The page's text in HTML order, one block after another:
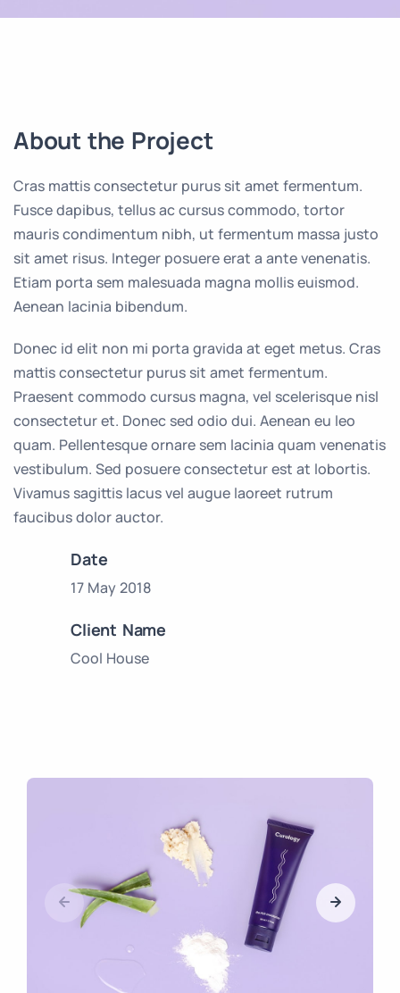
About the Project
Cras mattis consectetur purus sit amet fermentum.
Fusce dapibus, tellus ac cursus commodo, tortor
mauris condimentum nibh, ut fermentum massa justo
sit amet risus. Integer posuere erat a ante venenatis.
Etiam porta sem malesuada magna mollis euismod.
Aenean lacinia bibendum.
Donec id elit non mi porta gravida at eget metus. Cras
mattis consectetur purus sit amet fermentum.
Praesent commodo cursus magna, vel scelerisque nisl
consectetur et. Donec sed odio dui. Aenean eu leo
quam. Pellentesque ornare sem lacinia quam venenatis
vestibulum. Sed posuere consectetur est at lobortis.
Vivamus sagittis lacus vel augue laoreet rutrum
faucibus dolor auctor.
Date
17 May 2018
Client Name
Cool House